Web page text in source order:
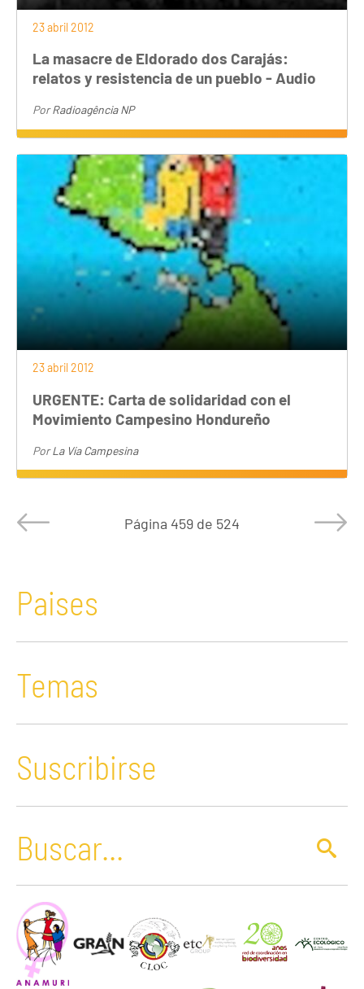
23 abril 2012
La masacre de Eldorado dos Carajás:
relatos y resistencia de un pueblo - Audio
PorRadioagência NP
23 abril 2012
URGENTE: Carta de solidaridad con el
Movimiento Campesino Hondureño
PorLa Vía Campesina
Página 459 de 524
Paises
Temas
Suscribirse